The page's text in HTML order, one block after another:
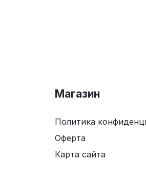
Магазин
Политика
Оферта
Карта сайта